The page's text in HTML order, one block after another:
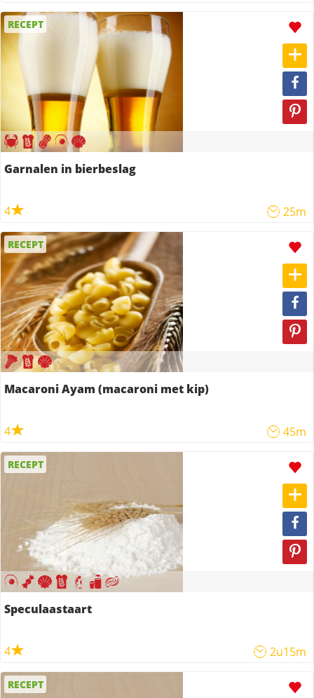
RECEPT
Garnalen in bierbeslag
4 25m
RECEPT
Macaroni Ayam (macaroni met kip)
4 45m
RECEPT
Speculaastaart
4 2u15m
RECEPT